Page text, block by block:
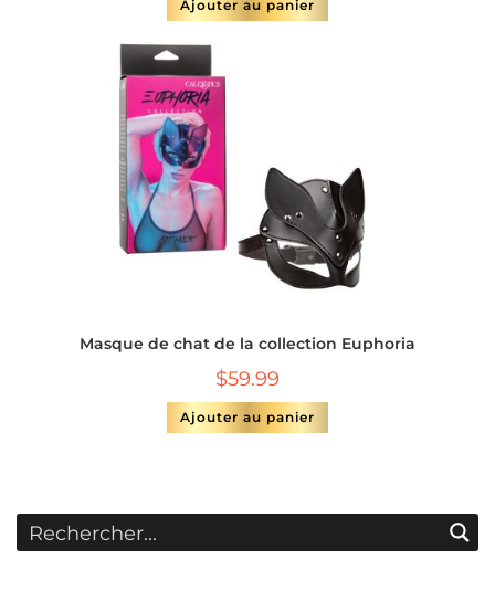
Ajouter au panier
Masque de chat de la collection Euphoria
$59.99
Ajouter au panier